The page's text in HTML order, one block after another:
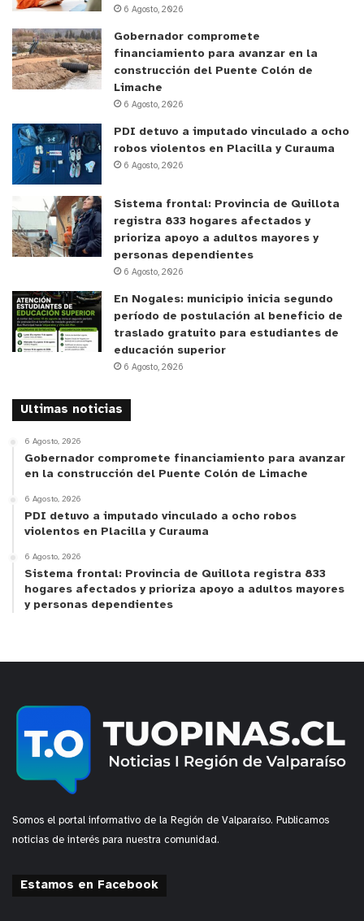
6 Agosto, 2026
Gobernador compromete
financiamiento para avanzar en la
construcción del Puente Colón de
Limache
6 Agosto, 2026
PDI detuvo a imputado vinculado a ocho
robos violentos en Placilla y Curauma
6 Agosto, 2026
Sistema frontal: Provincia de Quillota
registra 833 hogares afectados y
prioriza apoyo a adultos mayores y
personas dependientes
6 Agosto, 2026
En Nogales: municipio inicia segundo
período de postulación al beneficio de
traslado gratuito para estudiantes de
educación superior
6 Agosto, 2026
Ultimas noticias
6 Agosto, 2026
Gobernador compromete financiamiento para avanzar
en la construcción del Puente Colón de Limache
6 Agosto, 2026
PDI detuvo a imputado vinculado a ocho robos
violentos en Placilla y Curauma
6 Agosto, 2026
Sistema frontal: Provincia de Quillota registra 833
hogares afectados y prioriza apoyo a adultos mayores
y personas dependientes
Somos el portal informativo de la Región de Valparaíso. Publicamos
noticias de interés para nuestra comunidad.
Estamos en Facebook